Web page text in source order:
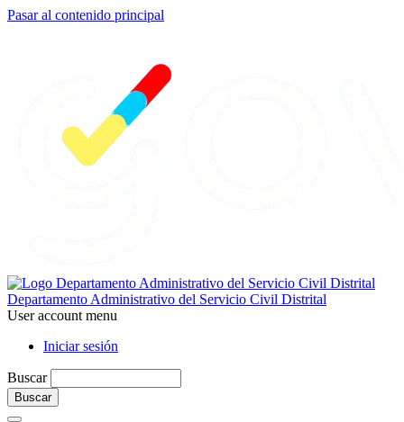
Pasar al contenido principal
Departamento Administrativo del Servicio Civil Distrital
User account menu
Iniciar sesión
Buscar